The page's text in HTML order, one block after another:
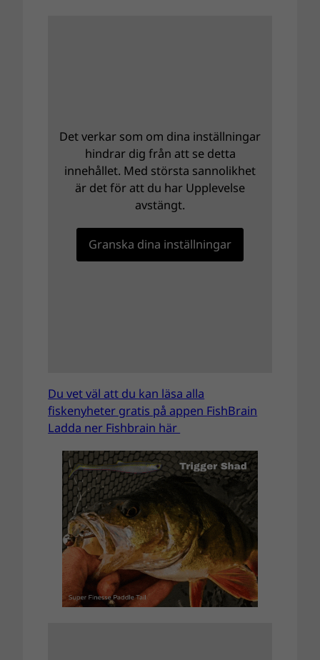
Det verkar som om dina inställningar
hindrar dig från att se detta
innehållet. Med största sannolikhet
är det för att du har Upplevelse
avstängt.
Granska dina inställningar
Du vet väl att du kan läsa alla
fiskenyheter gratis på appen FishBrain
Ladda ner Fishbrain här